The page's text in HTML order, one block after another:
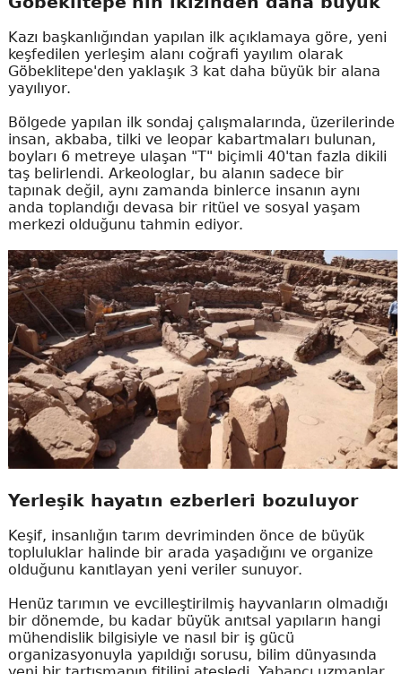
Kazı başkanlığından yapılan ilk açıklamaya göre, yeni
keşfedilen yerleşim alanı coğrafi yayılım olarak
Göbeklitepe'den yaklaşık 3 kat daha büyük bir alana
yayılıyor.
Bölgede yapılan ilk sondaj çalışmalarında, üzerilerinde
insan, akbaba, tilki ve leopar kabartmaları bulunan,
boyları 6 metreye ulaşan "T" biçimli 40'tan fazla dikili
taş belirlendi. Arkeologlar, bu alanın sadece bir
tapınak değil, aynı zamanda binlerce insanın aynı
anda toplandığı devasa bir ritüel ve sosyal yaşam
merkezi olduğunu tahmin ediyor.
Yerleşik hayatın ezberleri bozuluyor
Keşif, insanlığın tarım devriminden önce de büyük
topluluklar halinde bir arada yaşadığını ve organize
olduğunu kanıtlayan yeni veriler sunuyor.
Henüz tarımın ve evcilleştirilmiş hayvanların olmadığı
bir dönemde, bu kadar büyük anıtsal yapıların hangi
mühendislik bilgisiyle ve nasıl bir iş gücü
organizasyonuyla yapıldığı sorusu, bilim dünyasında